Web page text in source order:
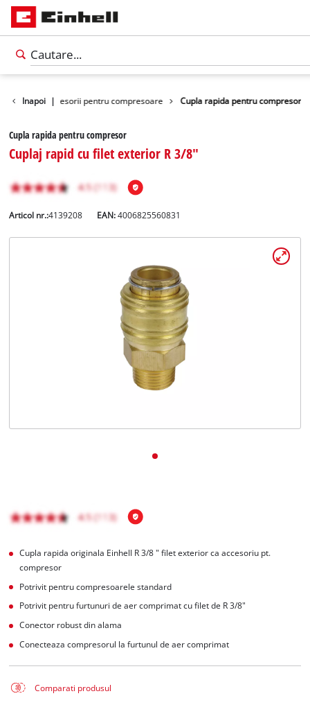
Inapoi |
unelte Accesorii pentru compresoare Cupla rapida pentru compresor
Cupla rapida pentru compresor
Cuplaj rapid cu filet exterior R 3/8"
Articol nr.:4139208 EAN:4006825560831
Cupla rapida originala Einhell R 3/8 " filet exterior ca accesoriu pt.
compresor
Potrivit pentru compresoarele standard
Potrivit pentru furtunuri de aer comprimat cu filet de R 3/8"
Conector robust din alama
Conecteaza compresorul la furtunul de aer comprimat
Comparati produsul